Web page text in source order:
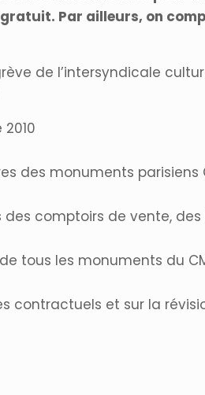
Par ailleurs, on
de l’intersyndicale
monuments parisiens
comptoirs de vente,
tous les monuments du
contractuels et sur la